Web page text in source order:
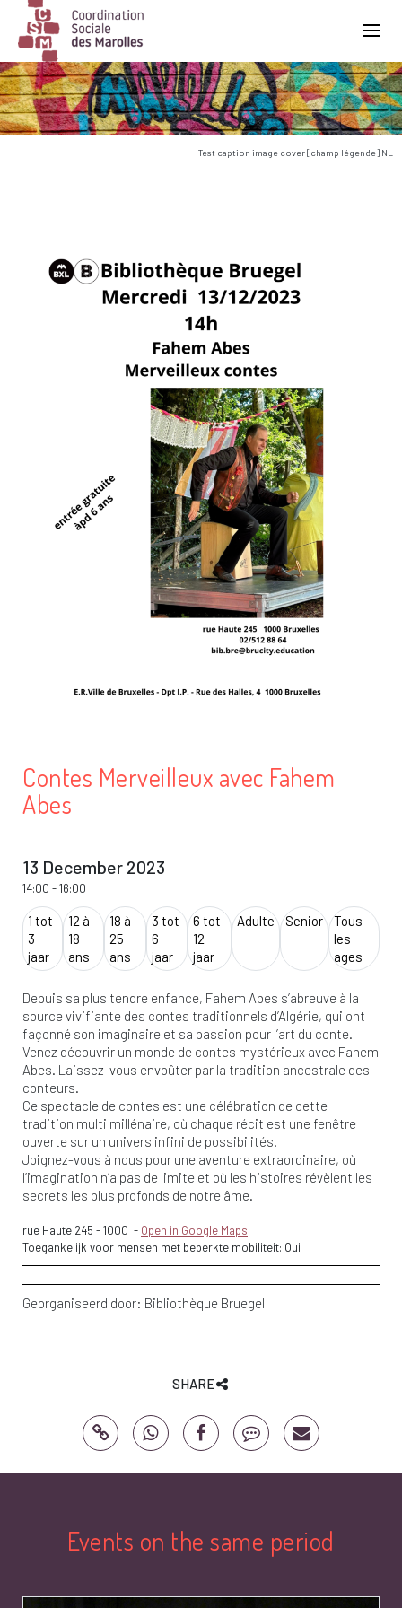
Main Navigation
Test caption image cover [champ légende] NL
Contes Merveilleux avec Fahem
Abes
13 December 2023
14:00 -16:00
1 tot
3
jaar
12 à
18
ans
18 à
25
ans
3 tot
6
jaar
6 tot
12
jaar
Adulte Senior
Tous
les
ages
Depuis sa plus tendre enfance, Fahem Abes s’abreuve à la
source vivifiante des contes traditionnels d’Algérie, qui ont
façonné son imaginaire et sa passion pour l’art du conte.
Venez découvrir un monde de contes mystérieux avec Fahem
Abes. Laissez-vous envoûter par la tradition ancestrale des
conteurs.
Ce spectacle de contes est une célébration de cette
tradition multi millénaire, où chaque récit est une fenêtre
ouverte sur un univers infini de possibilités.
Joignez-vous à nous pour une aventure extraordinaire, où
l’imagination n’a pas de limite et où les histoires révèlent les
secrets les plus profonds de notre âme.
rue Haute 245 -1000 - Open in Google Maps
Toegankelijk voor mensen met beperkte mobiliteit: Oui
Georganiseerd door: Bibliothèque Bruegel
SHARE
Events on the same period